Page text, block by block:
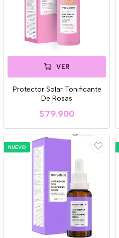
VER
Protector Solar Tonificante
De Rosas
$79.900
NUEVO